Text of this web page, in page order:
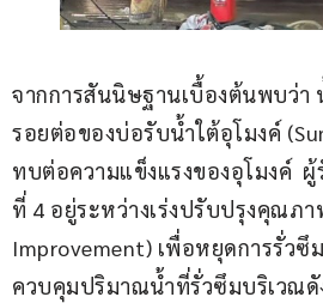
จากการสันนิษฐานเบื้องต้นพบว่า
รอยต่อของบ่อรับน้ำใต้อุโมงค์
ทบต่อความแข็งแรงของอุโมงค์
ที่ 4 อยู่ระหว่างเร่งปรับปรุงคุณภ
Improvement) เพื่อหยุดการรั่วซึ
ควบคุมปริมาณน้ำที่รั่วซึมบริเวณดั